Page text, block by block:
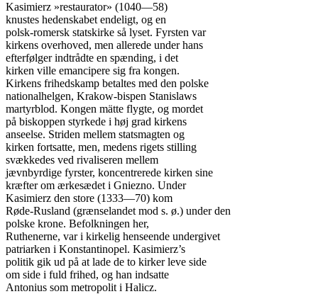
Kasimierz »restaurator» (1040—58)
knustes hedenskabet endeligt, og en
polsk-romersk statskirke så lyset. Fyrsten var
kirkens overhoved, men allerede under hans
efterfølger indtrådte en spænding, i det
kirken ville emancipere sig fra kongen.
Kirkens frihedskamp betaltes med den polske
nationalhelgen, Krakow-bispen Stanislaws
martyrblod. Kongen mätte flygte, og mordet
på biskoppen styrkede i høj grad kirkens
anseelse. Striden mellem statsmagten og
kirken fortsatte, men, medens rigets stilling
svækkedes ved rivaliseren mellem
jævnbyrdige fyrster, koncentrerede kirken sine
kræfter om ærkesædet i Gniezno. Under
Kasimierz den store (1333—70) kom
Røde-Rusland (grænselandet mod s. ø.) under den
polske krone. Befolkningen her,
Ruthenerne, var i kirkelig henseende undergivet
patriarken i Konstantinopel. Kasimierz’s
politik gik ud på at lade de to kirker leve side
om side i fuld frihed, og han indsatte
Antonius som metropolit i Halicz.